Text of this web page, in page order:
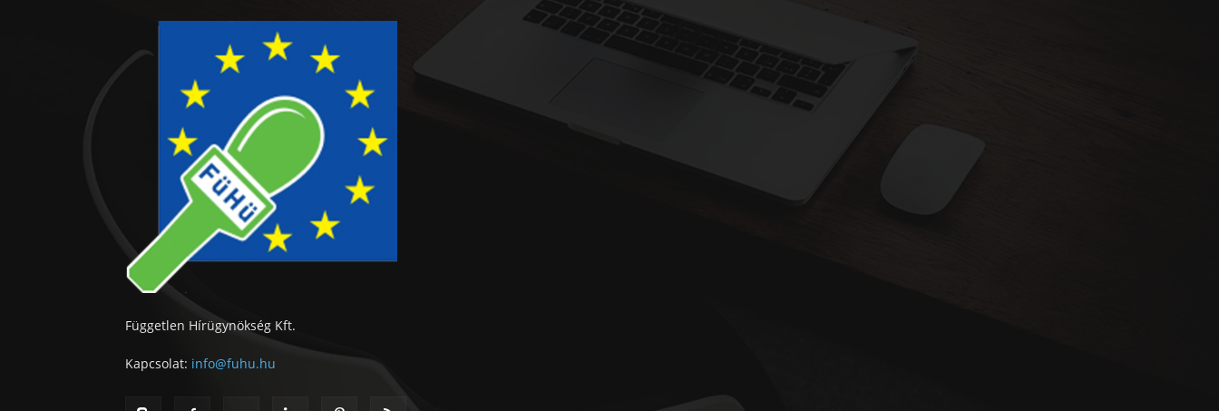
Független Hírügynökség Kft.
Kapcsolat: info@fuhu.hu